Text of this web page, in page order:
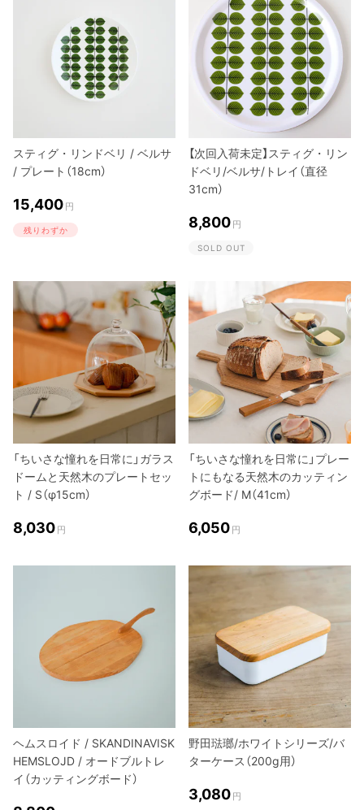
スティグ・リンドベリ / ベルサ
/ プレート（18cm）
15,400 円
残りわずか
【次回入荷未定】スティグ・リン
ドベリ/ベルサ/トレイ（直径
31cm）
8,800 円
SOLD OUT
「ちいさな憧れを日常に」ガラス
ドームと天然木のプレートセッ
ト / S（φ15cm）
8,030 円
「ちいさな憧れを日常に」プレー
トにもなる天然木のカッティン
グボード/ M（41cm）
6,050 円
ヘムスロイド / SKANDINAVISK
HEMSLOJD / オードブルトレ
イ（カッティングボード）
野田琺瑯/ホワイトシリーズ/バ
ターケース（200g用）
3,080 円